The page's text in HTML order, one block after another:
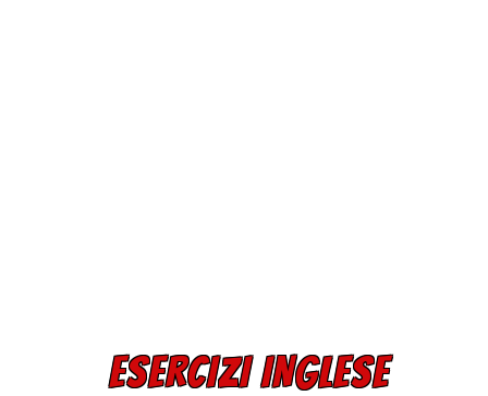
ESERCIZI INGLESE